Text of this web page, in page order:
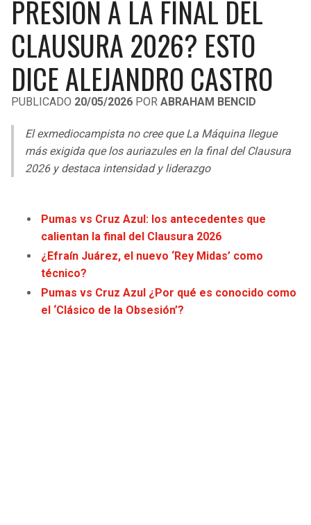
LIGA DE EXPANSIÓN MX
LEAGUES CUP
UEFA EUROPA LEAGUE
UEFA CONFERENCE LEAGUE
MLS
COPA LIBERTADORES
COPA SUDAMERICANA
LIGA BETPLAY
RAIDERS
CHARGERS
RAVENS
STEELERS
TEXANS
COLTS
CAVALIERS
PISTONS
PACERS
HORNETS
HEAT
MAGIC
PRESIÓN A LA FINAL DEL
CLAUSURA 2026? ESTO
DICE ALEJANDRO CASTRO
PUBLICADO 20/05/2026 POR ABRAHAM BENCID
El exmediocampista no cree que La Máquina llegue
más exigida que los auriazules en la final del Clausura
2026 y destaca intensidad y liderazgo
Pumas vs Cruz Azul: los antecedentes que
calientan la final del Clausura 2026
¿Efraín Juárez, el nuevo ‘Rey Midas’ como
técnico?
Pumas vs Cruz Azul ¿Por qué es conocido como
el ‘Clásico de la Obsesión’?